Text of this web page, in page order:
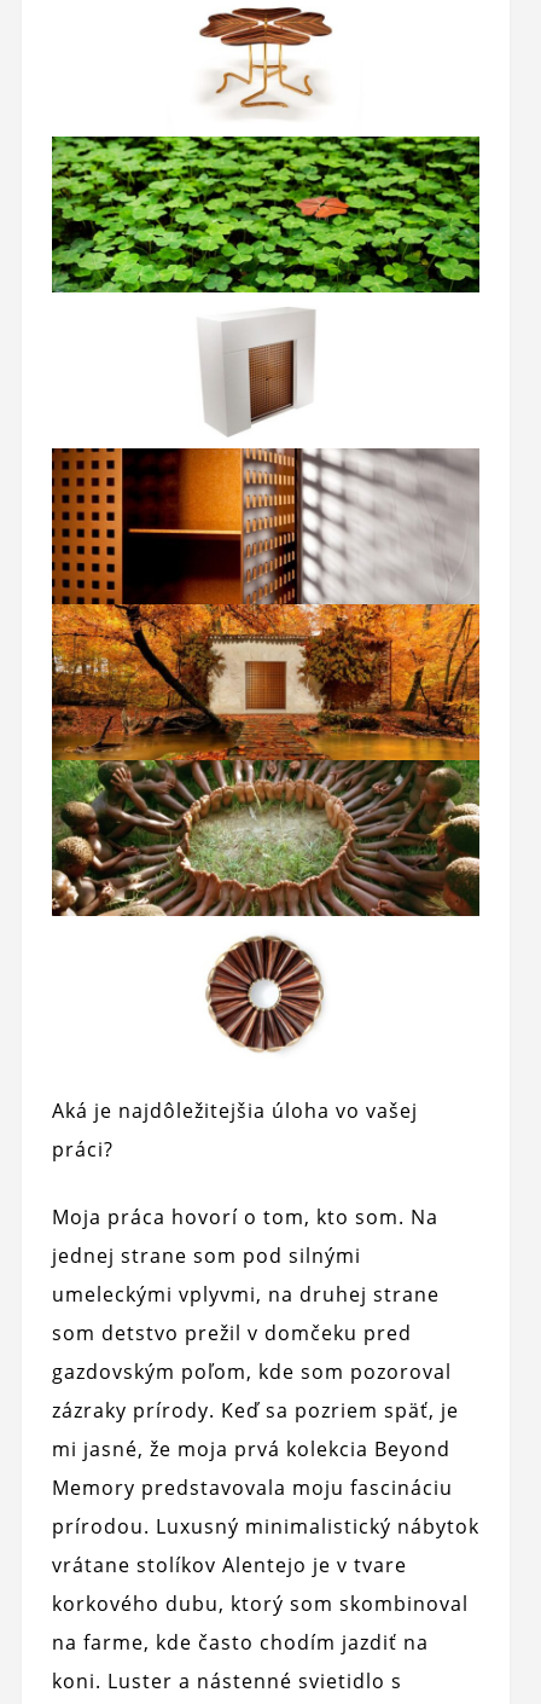
Aká je najdôležitejšia úloha vo vašej
práci?
Moja práca hovorí o tom, kto som. Na
jednej strane som pod silnými
umeleckými vplyvmi, na druhej strane
som detstvo prežil v domčeku pred
gazdovským poľom, kde som pozoroval
zázraky prírody. Keď sa pozriem späť, je
mi jasné, že moja prvá kolekcia Beyond
Memory predstavovala moju fascináciu
prírodou. Luxusný minimalistický nábytok
vrátane stolíkov Alentejo je v tvare
korkového dubu, ktorý som skombinoval
na farme, kde často chodím jazdiť na
koni. Luster a nástenné svietidlo s